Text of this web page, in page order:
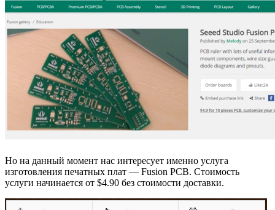
Но на данный момент нас интересует именно услуга
изготовления печатных плат — Fusion PCB. Стоимость
услуги начинается от $4.90 без стоимости доставки.